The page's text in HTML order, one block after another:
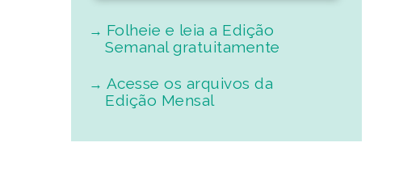
Folheie e leia a Edição
Semanal gratuitamente
Acesse os arquivos da
Edição Mensal